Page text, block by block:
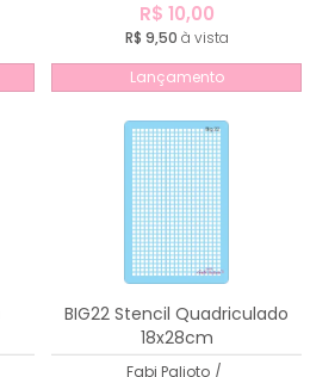
R$ 10,00
R$ 9,50 à vista
Lançamento
BIG22 Stencil Quadriculado
18x28cm
Fabi Palioto /